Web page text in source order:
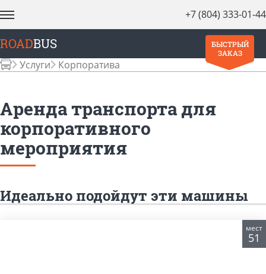
+7 (804) 333-01-44
ROADBUS
БЫСТРЫЙ
ЗАКАЗ
Услуги Корпоратива
Аренда транспорта для
корпоративного
мероприятия
Идеально подойдут эти машины
мест
51